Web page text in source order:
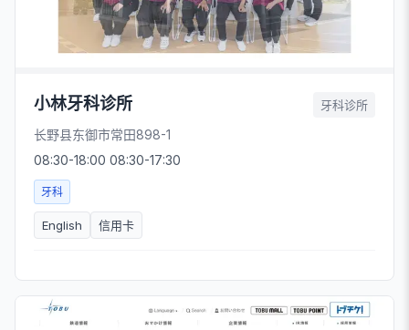
小林牙科诊所 牙科诊所
长野县东御市常田898-1
08:30-18:00 08:30-17:30
牙科
English 信用卡